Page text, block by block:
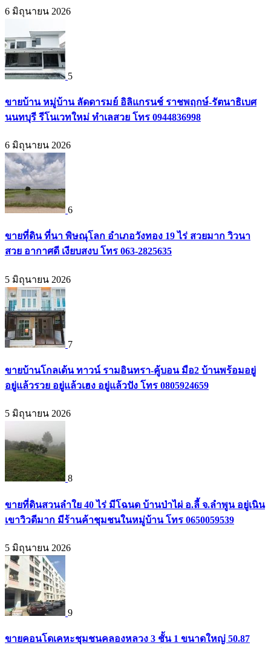
6 มิถุนายน 2026
5
ขายบ้าน หมู่บ้าน ลัดดารมย์ อิลิแกรนช์ ราชพฤกษ์-รัตนาธิเบศ
นนทบุรี รีโนเวทใหม่ ทำเลสวย โทร 0944836998
6 มิถุนายน 2026
6
ขายที่ดิน ที่นา พิษณุโลก อำเภอวังทอง 19 ไร่ สวยมาก วิวนา
สวย อากาศดี เงียบสงบ โทร 063-2825635
5 มิถุนายน 2026
7
ขายบ้านโกลเด้น ทาวน์ รามอินทรา-คู้บอน มือ2 บ้านพร้อมอยู่
อยู่แล้วรวย อยู่แล้วเฮง อยู่แล้วปัง โทร 0805924659
5 มิถุนายน 2026
8
ขายที่ดินสวนลำใย 40 ไร่ มีโฉนด บ้านป่าไผ่ อ.ลี้ จ.ลำพูน อยู่เนิน
เขาวิวดีมาก มีร้านค้าชุมชนในหมู่บ้าน โทร 0650059539
5 มิถุนายน 2026
9
ขายคอนโดเคหะชุมชนคลองหลวง 3 ชั้น 1 ขนาดใหญ่ 50.87